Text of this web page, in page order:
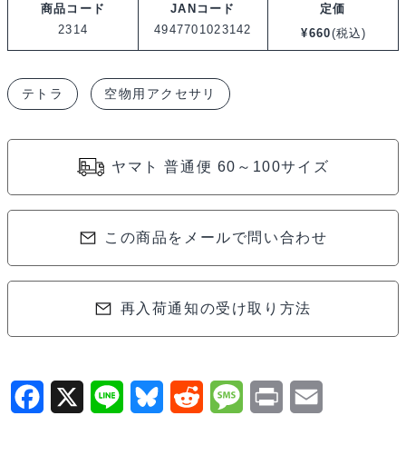
商品コード
2314
JANコード
4947701023142
定価
¥660(税込)
テトラ 空物用アクセサリ
ヤマト 普通便 60～100サイズ
この商品をメールで問い合わせ
再入荷通知の受け取り方法
X B R M P